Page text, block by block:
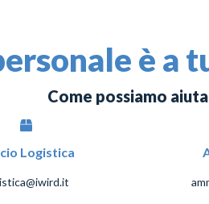
è a
Come possiamo
Logistica